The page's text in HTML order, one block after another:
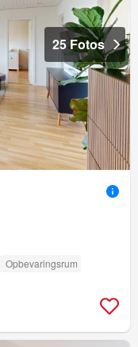
25 Fotos
Opbevaringsrum